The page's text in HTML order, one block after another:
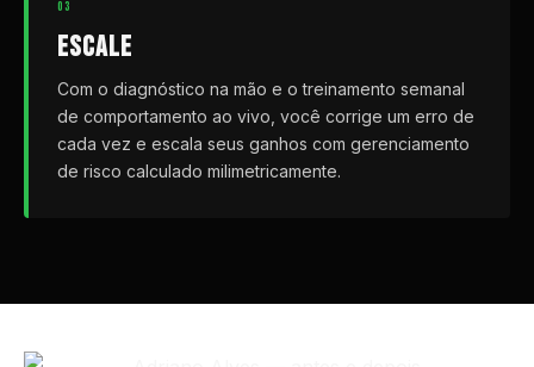
03
ESCALE
Com o diagnóstico na mão e o treinamento semanal
de comportamento ao vivo, você corrige um erro de
cada vez e escala seus ganhos com gerenciamento
de risco calculado milimetricamente.